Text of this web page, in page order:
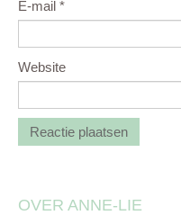
E-mail *
Website
OVER ANNE-LIE